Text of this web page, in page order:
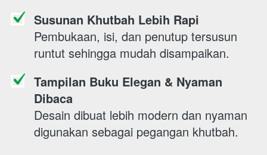
Susunan Khutbah Lebih Rapi
Pembukaan, isi, dan penutup tersusun
runtut sehingga mudah disampaikan.
Tampilan Buku Elegan & Nyaman
Dibaca
Desain dibuat lebih modern dan nyaman
digunakan sebagai pegangan khutbah.